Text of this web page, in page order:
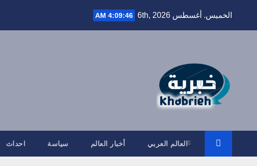
الخميس. أغسطس 6th, 2026 4:09:47 AM
العالم العربي أخبار العالم سياسة احداث